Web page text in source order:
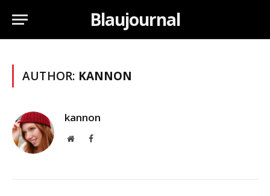
Blaujournal
AUTHOR: KANNON
kannon
WebsiteFacebook